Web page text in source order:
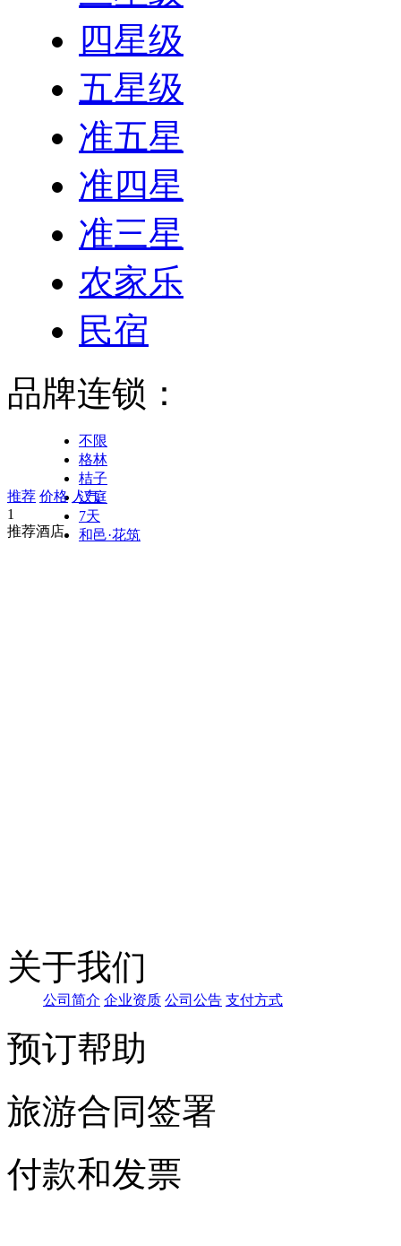
四星级
五星级
准五星
准四星
准三星
农家乐
民宿
品牌连锁：
不限
格林
桔子
汉庭
7天
和邑·花筑
推荐 价格 人气
1
推荐酒店
关于我们
公司简介 企业资质 公司公告 支付方式
预订帮助
旅游合同签署
付款和发票